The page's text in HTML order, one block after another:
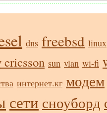
dns freebsd linux
ericsson sun vlan wi-fi
интернет.кг модем
сети сноуборд